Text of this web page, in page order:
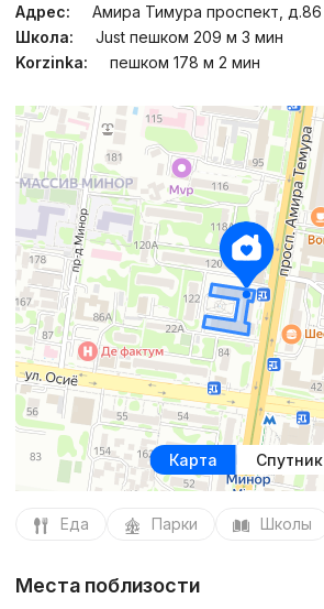
Адрес:
Амира Тимура проспект, д.86
Школа:
Just пешком 209 м 3 мин
Korzinka:
пешком 178 м 2 мин
Карта Спутник
Еда Парки Школы
Места поблизости